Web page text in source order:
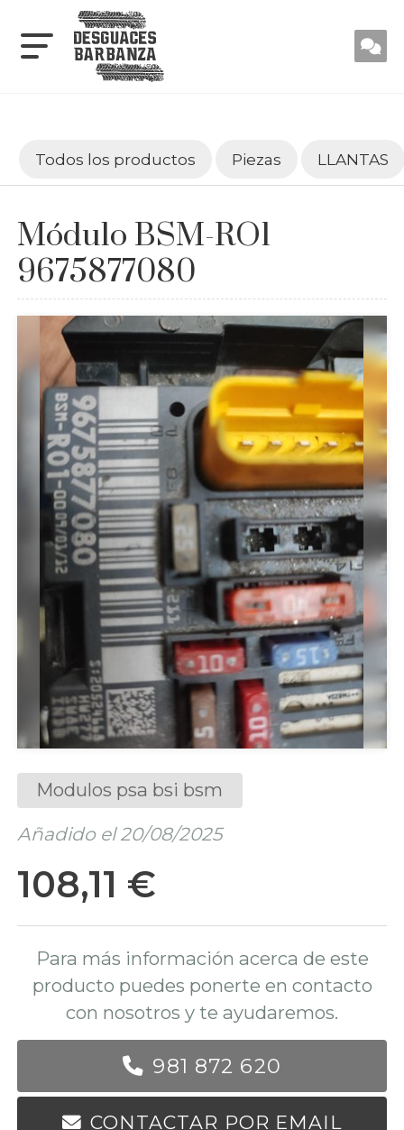
Todos los productos Piezas LLANTAS
Módulo BSM-RO1
9675877080
Modulos psa bsi bsm
Añadido el 20/08/2025
108,11 €
Para más información acerca de este
producto puedes ponerte en contacto
con nosotros y te ayudaremos.
981 872 620
CONTACTAR POR EMAIL